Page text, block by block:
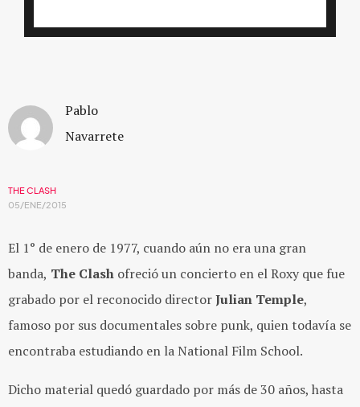
Pablo
Navarrete
THE CLASH
05/ENE/2015
El 1° de enero de 1977, cuando aún no era una gran
banda, The Clash ofreció un concierto en el Roxy que fue
grabado por el reconocido directorJulian Temple,
famoso por sus documentales sobre punk, quien todavía se
encontraba estudiando en la National Film School.
Dicho material quedó guardado por más de 30 años, hasta